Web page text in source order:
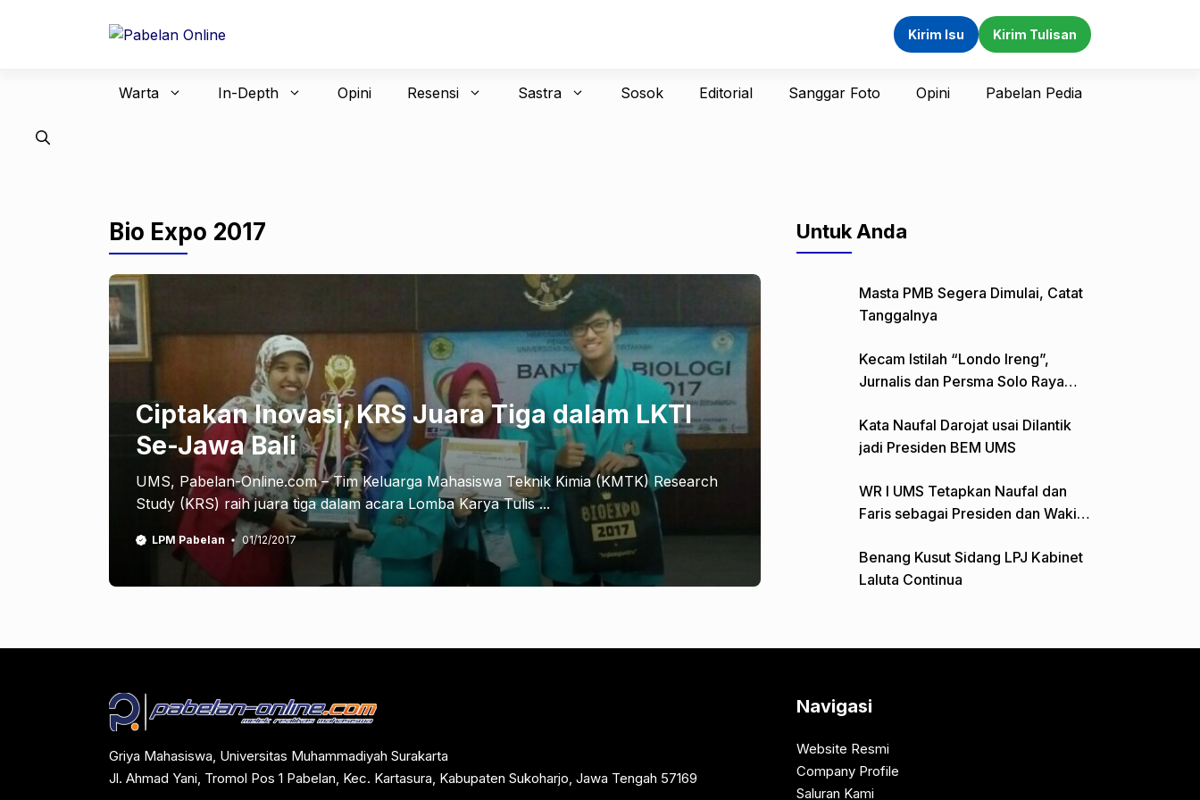
Kirim Isu Kirim Tulisan
Warta In-Depth Opini Resensi Sastra Sosok Editorial Sanggar Foto Opini Pabelan Pedia
Bio Expo 2017
Ciptakan Inovasi, KRS Juara Tiga dalam LKTI
Se-Jawa Bali
UMS, Pabelan-Online.com – Tim Keluarga Mahasiswa Teknik Kimia (KMTK) Research
Study (KRS) raih juara tiga dalam acara Lomba Karya Tulis ...
LPM Pabelan 01/12/2017
Untuk Anda
Masta PMB Segera Dimulai, Catat
Tanggalnya
Kecam Istilah “Londo Ireng”,
Jurnalis dan Persma Solo Raya
Kata Naufal Darojat usai Dilantik
jadi Presiden BEM UMS
WR I UMS Tetapkan Naufal dan
Faris sebagai Presiden dan Wakil
Benang Kusut Sidang LPJ Kabinet
Laluta Continua
Griya Mahasiswa, Universitas Muhammadiyah Surakarta
Jl. Ahmad Yani, Tromol Pos 1 Pabelan, Kec. Kartasura, Kabupaten Sukoharjo, Jawa Tengah 57169
Navigasi
Website Resmi
Company Profile
Saluran Kami